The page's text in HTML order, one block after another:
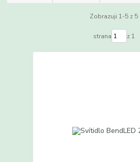
Zobrazuji 1-5 z 5
strana z 1